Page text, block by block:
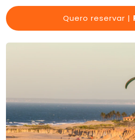
Quero reservar |